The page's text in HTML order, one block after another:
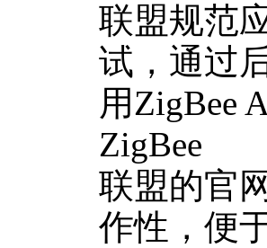
联盟规范
试，通过
用ZigBee
ZigBee
联盟的官
作性，便